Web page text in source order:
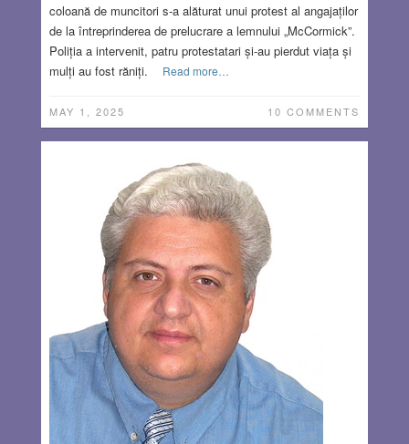
coloană de muncitori s-a alăturat unui protest al angajaților
de la întreprinderea de prelucrare a lemnului „McCormick”.
Poliția a intervenit, patru protestatari și-au pierdut viața și
mulți au fost răniți.
Read more…
MAY 1, 2025 10 COMMENTS